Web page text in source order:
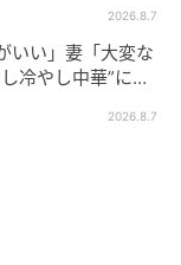
？ 2026.8.7
いい」妻「大変な
冷やし中華”にな
2026.8.7